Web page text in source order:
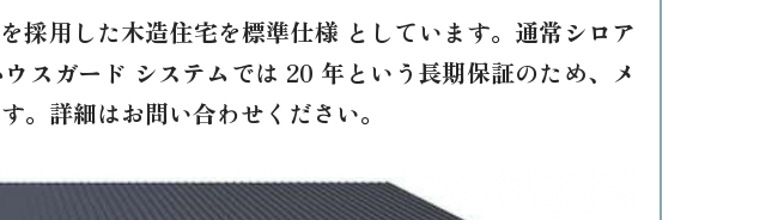
採用した木造住宅を標準仕様 としています。通常シロア
スガード システムでは 20 年という長期保証のため、メ
。詳細はお問い合わせください。